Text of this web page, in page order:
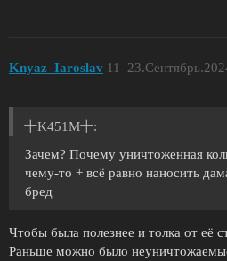
Knyaz_Iaroslav 11
十K451M十:
Зачем? Почему уничтоженная
чему-то + всё равно наносить
бред
Чтобы была полезнее и толка от её
Раньше можно было